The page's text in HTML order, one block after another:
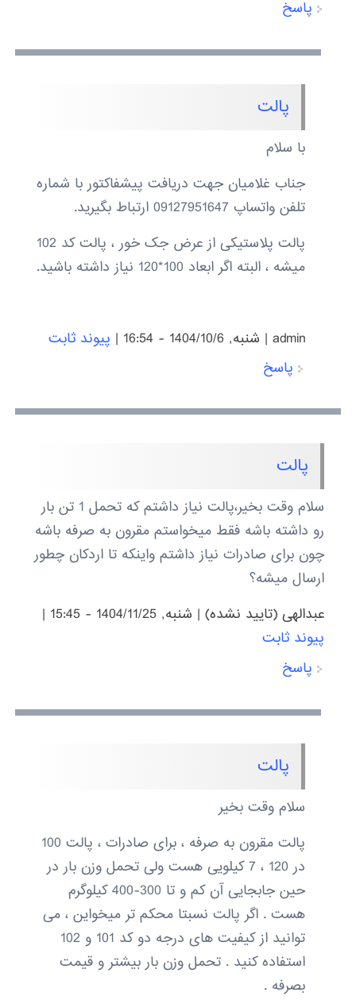
پاسخ
پالت
با سلام
جناب غلامیان جهت دریافت پیشفاکتور با شماره
تلفن واتساپ 09127951647 ارتباط بگیرید.
پالت پلاستیکی از عرض جک خور ، پالت کد 102
میشه ، البته اگر ابعاد 100*120 نیاز داشته باشید.
admin
| شنبه, 1404/10/6 - 16:54 | پیوند ثابت
پاسخ
پالت
سلام وقت بخیر،پالت نیاز داشتم که تحمل 1 تن بار
رو داشته باشه فقط میخواستم مقرون به صرفه باشه
چون برای صادرات نیاز داشتم واینکه تا اردکان چطور
ارسال میشه؟
عبدالهی (تایید نشده)| شنبه, 1404/11/25 - 15:45
|
پیوند ثابت
پاسخ
پالت
سلام وقت بخیر
پالت مقرون به صرفه ، برای صادرات ، پالت 100
در 120 ، 7 کیلویی هست ولی تحمل وزن بار در
حین جابجایی آن کم و تا 300-400 کیلوگرم
هست . اگر پالت نسبتا محکم تر میخواین ، می
توانید از کیفیت های درجه دو کد 101 و 102
استفاده کنید . تحمل وزن بار بیشتر و قیمت
بصرفه .